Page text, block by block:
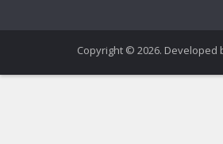
Copyright © 2026. Developed